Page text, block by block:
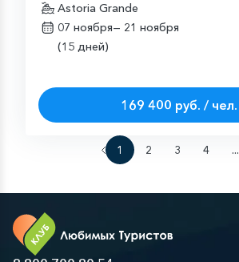
Astoria Grande
07 ноября— 21 ноября
(15 дней)
169 400 руб. / чел.
1 2 3 4 ...